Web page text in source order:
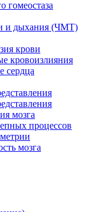
гомеостаза
и дыхания (ЧМТ)
крови
кровоизлияния
сердца
мозга
процессов
мозга